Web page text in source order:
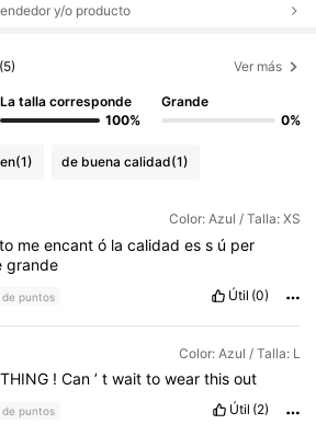
y/o producto
(5) Ver más
La talla corresponde
100%
Grande
0%
(1) de buena calidad(1)
Color: Azul / Talla: XS
me encant ó la calidad es s ú per
grande
de puntos Útil (0)
Color: Azul / Talla: L
! Can ’ t wait to wear this out
de puntos Útil (2)